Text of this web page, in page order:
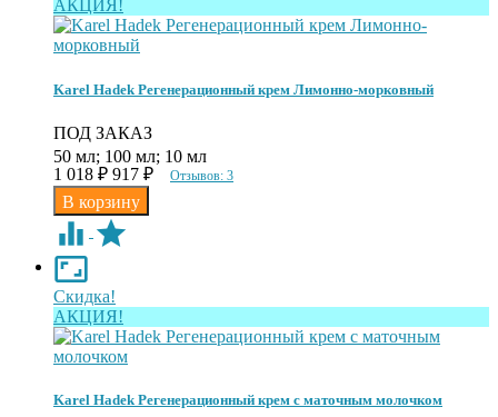
АКЦИЯ!
Karel Hadek Регенерационный крем Лимонно-морковный
ПОД ЗАКАЗ
50 мл; 100 мл; 10 мл
1 018 ₽ 917 ₽ Отзывов: 3
Скидка!
АКЦИЯ!
Karel Hadek Регенерационный крем с маточным молочком